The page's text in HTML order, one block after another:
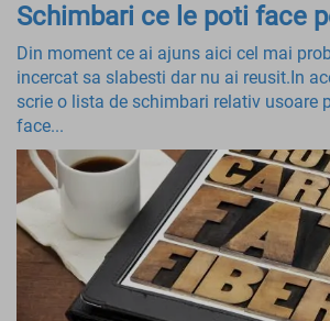
Schimbari ce le poti face
Din moment ce ai ajuns aici cel mai
incercat sa slabesti dar nu ai reusit.In
scrie o lista de schimbari relativ usoare
face...